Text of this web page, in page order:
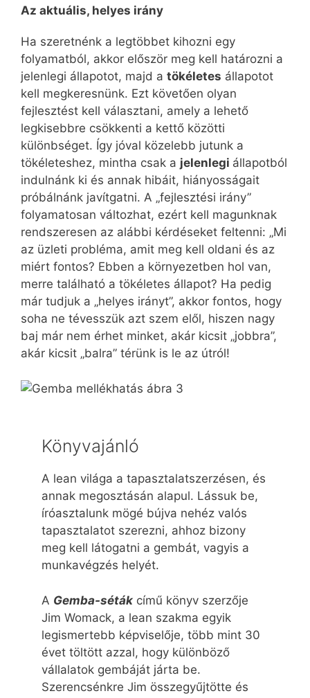
Az aktuális, helyes irány
Ha szeretnénk a legtöbbet kihozni egy
folyamatból, akkor először meg kell határozni a
jelenlegi állapotot, majd a tökéletes állapotot
kell megkeresnünk. Ezt követően olyan
fejlesztést kell választani, amely a lehető
legkisebbre csökkenti a kettő közötti
különbséget. Így jóval közelebb jutunk a
tökéleteshez, mintha csak a jelenlegi állapotból
indulnánk ki és annak hibáit, hiányosságait
próbálnánk javítgatni. A „fejlesztési irány”
folyamatosan változhat, ezért kell magunknak
rendszeresen az alábbi kérdéseket feltenni: „Mi
az üzleti probléma, amit meg kell oldani és az
miért fontos? Ebben a környezetben hol van,
merre található a tökéletes állapot? Ha pedig
már tudjuk a „helyes irányt”, akkor fontos, hogy
soha ne tévesszük azt szem elől, hiszen nagy
baj már nem érhet minket, akár kicsit „jobbra”,
akár kicsit „balra” térünk is le az útról!
Könyvajánló
A lean világa a tapasztalatszerzésen, és
annak megosztásán alapul. Lássuk be,
íróasztalunk mögé bújva nehéz valós
tapasztalatot szerezni, ahhoz bizony
meg kell látogatni a gembát, vagyis a
munkavégzés helyét.
A Gemba-séták című könyv szerzője
Jim Womack, a lean szakma egyik
legismertebb képviselője, több mint 30
évet töltött azzal, hogy különböző
vállalatok gembáját járta be.
Szerencsénkre Jim összegyűjtötte és